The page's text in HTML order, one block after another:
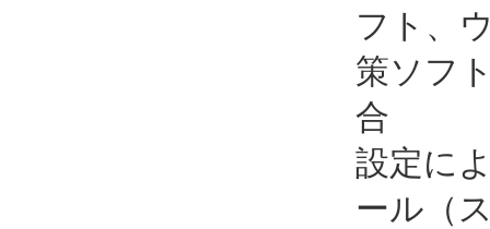
フト、
策ソフ
合
設定に
ール（